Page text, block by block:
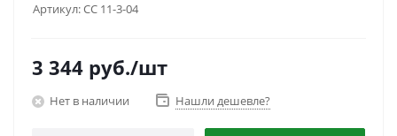
Артикул:CC 11-3-04
3 344 руб./шт
Нет в наличии Нашли дешевле?